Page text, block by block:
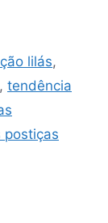
lilás,
, tendência
postiças